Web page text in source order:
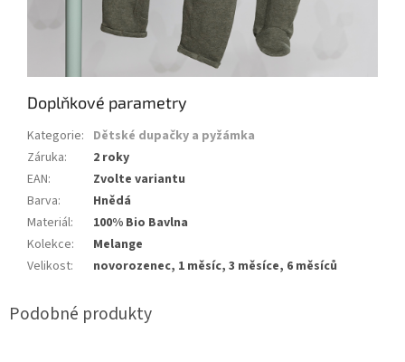
Doplňkové parametry
Kategorie: Dětské dupačky a pyžámka
Záruka:
2 roky
EAN:
Zvolte variantu
Barva:
Hnědá
Materiál:
100% Bio Bavlna
Kolekce:
Melange
Velikost: novorozenec, 1 měsíc, 3 měsíce, 6 měsíců